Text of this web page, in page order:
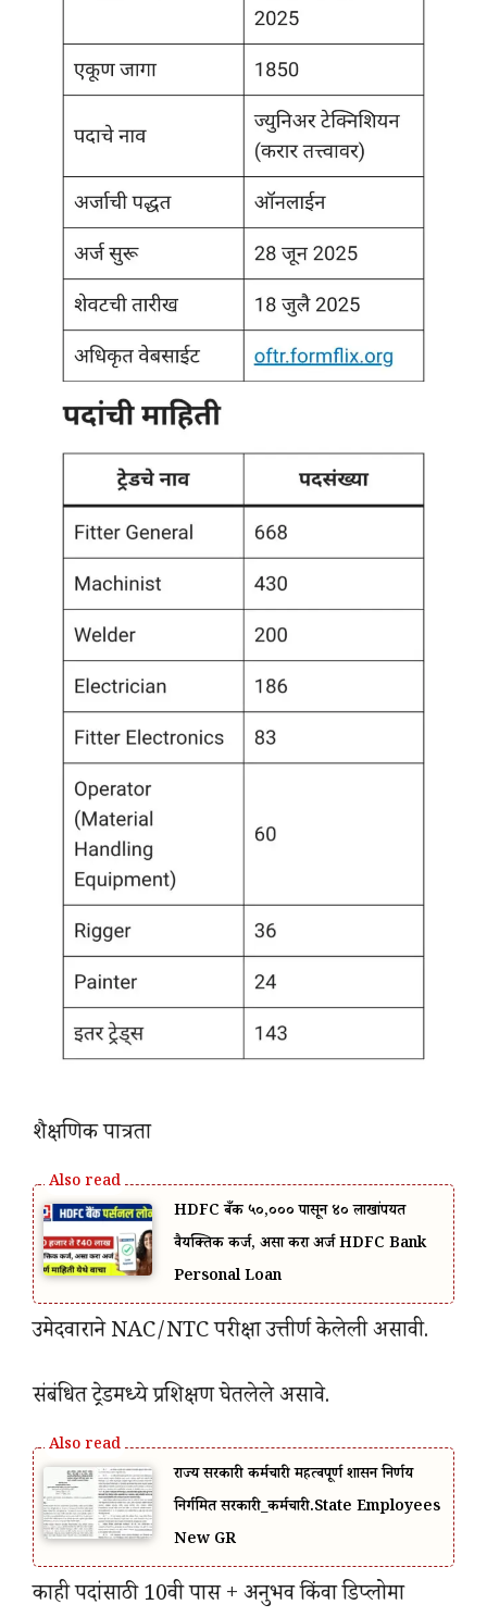
शैक्षणिक पात्रता
HDFC बँक ₹५०,००० पासून ₹४० लाखांपर्यंत
वैयक्तिक कर्ज, असा करा अर्ज HDFC Bank
Personal Loan
उमेदवाराने NAC/NTC परीक्षा उत्तीर्ण केलेली असावी.
संबंधित ट्रेडमध्ये प्रशिक्षण घेतलेले असावे.
राज्य सरकारी कर्मचारी महत्वपूर्ण शासन निर्णय
निर्गमित सरकारी_कर्मचारी.State Employees
New GR
काही पदांसाठी 10वी पास + अनुभव किंवा डिप्लोमा